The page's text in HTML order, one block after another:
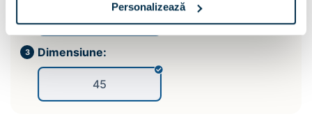
Personalizează
Dimensiune:
45